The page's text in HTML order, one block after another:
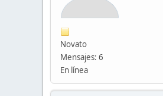
Novato
Mensajes: 6
En línea